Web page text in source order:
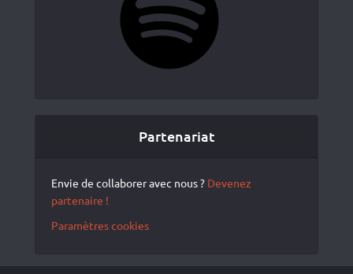
Partenariat
Envie de collaborer avec nous ? Devenez
partenaire !
Paramètres cookies